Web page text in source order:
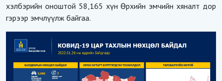
хэлбэрийн оноштой 58,165 хүн Өрхийн эмчийн хяналт дор
гэрээр эмчлүүлж байгаа.